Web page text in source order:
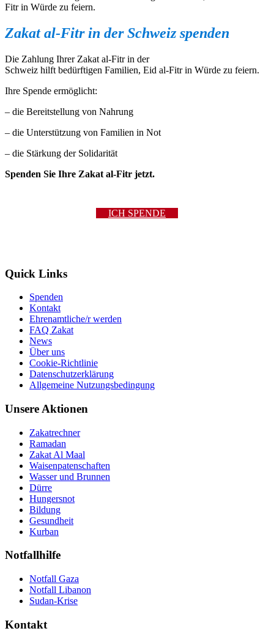
Fitr in Würde zu feiern.
Zakat al-Fitr in der Schweizspenden
Die Zahlung Ihrer Zakat al-Fitr in der
Schweiz hilft bedürftigen Familien, Eid al-Fitr in Würde zu feiern.
Ihre Spende ermöglicht:
– die Bereitstellung von Nahrung
– die Unterstützung von Familien in Not
– die Stärkung der Solidarität
Spenden Sie Ihre Zakat al-Fitr jetzt.
ICH SPENDE
Quick Links
Spenden
Kontakt
Ehrenamtliche/r werden
FAQ Zakat
News
Über uns
Cookie-Richtlinie
Datenschutzerklärung
Allgemeine Nutzungsbedingung
Unsere Aktionen
Zakatrechner
Ramadan
Zakat Al Maal
Waisenpatenschaften
Wasser und Brunnen
Dürre
Hungersnot
Bildung
Gesundheit
Kurban
Notfallhilfe
Notfall Gaza
Notfall Libanon
Sudan-Krise
Kontakt